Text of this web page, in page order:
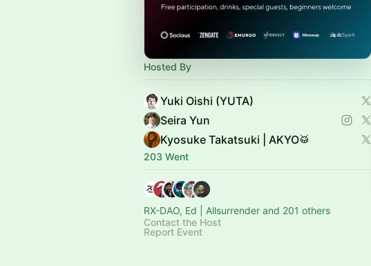
Hosted By
Yuki Oishi (YUTA)
Seira Yun
Kyosuke Takatsuki | AKYO🥁
203 Went
RX-DAO, Ed | Allsurrender and 201 others
Contact the Host
Report Event